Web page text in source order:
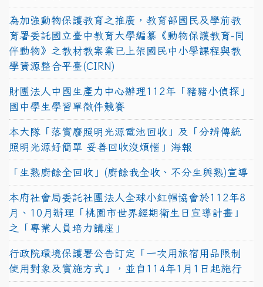
為加強動物保護教育之推廣，教育部國民及學前教
育署委託國立臺中教育大學編纂《動物保護教育-同
伴動物》之教材教案業已上架國民中小學課程與教
學資源整合平臺(CIRN)
財團法人中國生產力中心辦理112年「豬豬小偵探」
國中學生學習單徵件競賽
本大隊「落實廢照明光源電池回收」及「分辨傳統
照明光源好簡單 妥善回收沒煩惱」海報
「生熟廚餘全回收」(廚餘我全收、不分生與熟)宣導
本府社會局委託社團法人全球小紅帽協會於112年8
月、10月辦理「桃園市世界經期衛生日宣導計畫」
之「專業人員培力講座」
行政院環境保護署公告訂定「一次用旅宿用品限制
使用對象及實施方式」，並自114年1月1日起施行